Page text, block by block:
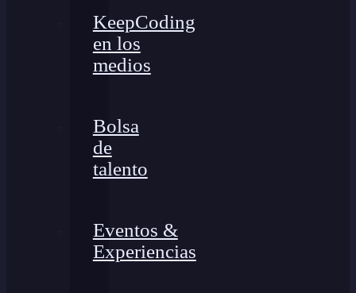
KeepCoding
en los
medios
Bolsa
de
talento
Eventos &
Experiencias